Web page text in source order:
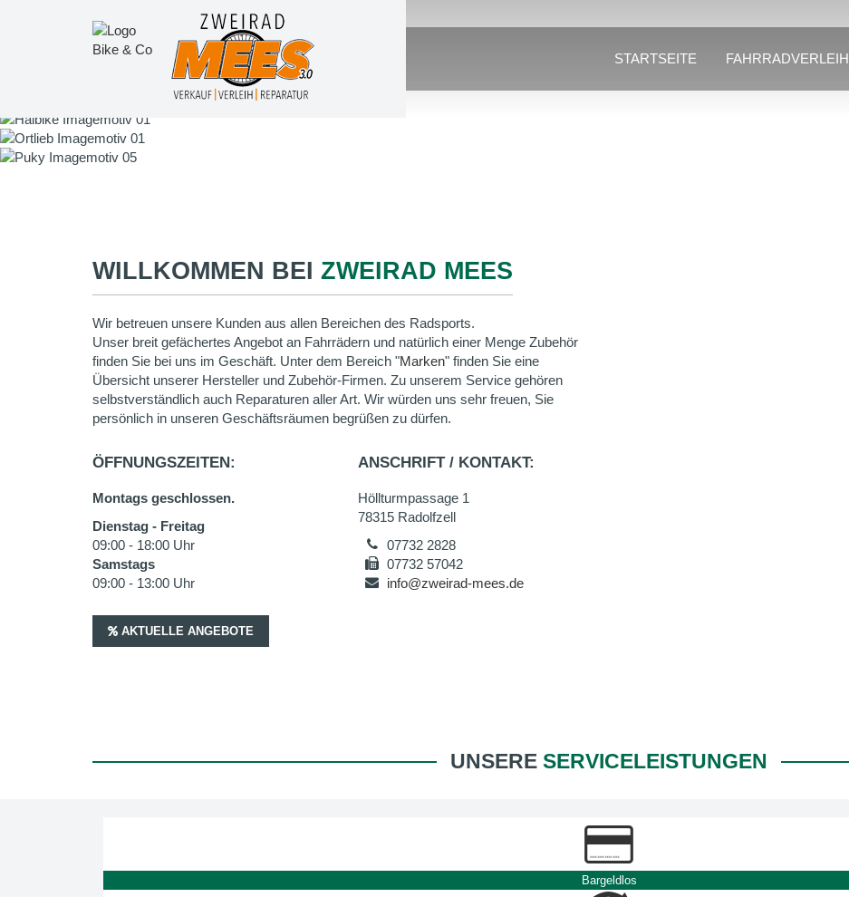
STARTSEITE FAHRRADVERLEIH
WILLKOMMEN BEI ZWEIRAD MEES
Wir betreuen unsere Kunden aus allen Bereichen des Radsports.
Unser breit gefächertes Angebot an Fahrrädern und natürlich einer Menge Zubehör
finden Sie bei uns im Geschäft. Unter dem Bereich "Marken" finden Sie eine
Übersicht unserer Hersteller und Zubehör-Firmen. Zu unserem Service gehören
selbstverständlich auch Reparaturen aller Art. Wir würden uns sehr freuen, Sie
persönlich in unseren Geschäftsräumen begrüßen zu dürfen.
ÖFFNUNGSZEITEN:
Montags geschlossen.
Dienstag - Freitag
09:00 - 18:00 Uhr
Samstags
09:00 - 13:00 Uhr
ANSCHRIFT / KONTAKT:
Höllturmpassage 1
78315 Radolfzell
07732 2828
07732 57042
info@zweirad-mees.de
AKTUELLE ANGEBOTE
UNSERE SERVICELEISTUNGEN
Bargeldlos